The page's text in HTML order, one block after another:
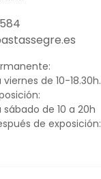
de 10-18.30h.
sábado de 10 a 20h
de exposición: